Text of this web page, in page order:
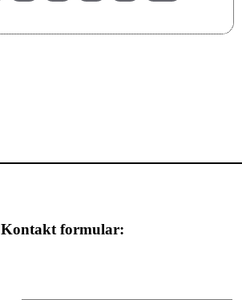
Kontakt formular: